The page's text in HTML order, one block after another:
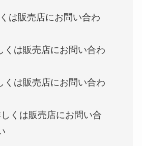
は販売店にお問い合わ
くは販売店にお問い合わ
くは販売店にお問い合わ
くは販売店にお問い合